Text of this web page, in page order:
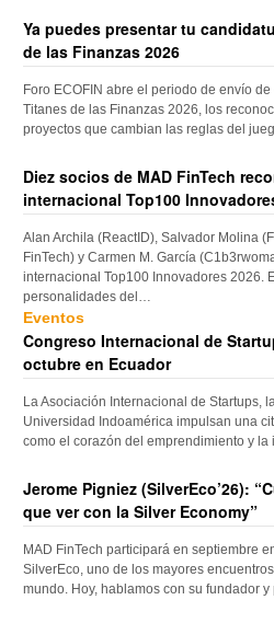
Ya puedes presentar tu
de las Finanzas 2026
Foro ECOFIN abre el periodo de envío
Titanes de las Finanzas 2026, los
proyectos que cambian las reglas del
Diez socios de MAD FinTech
internacional Top100
Alan Archila (ReactID), Salvador Molina
FinTech) y Carmen M. García
internacional Top100 Innovadores 2026.
personalidades del…
Eventos
Congreso Internacional de
octubre en Ecuador
La Asociación Internacional de Startups,
Universidad Indoamérica impulsan una
como el corazón del emprendimiento y
Jerome Pigniez (SilverEco’26):
que ver con la Silver Economy”
MAD FinTech participará en septiembre
SilverEco, uno de los mayores
mundo. Hoy, hablamos con su fundador